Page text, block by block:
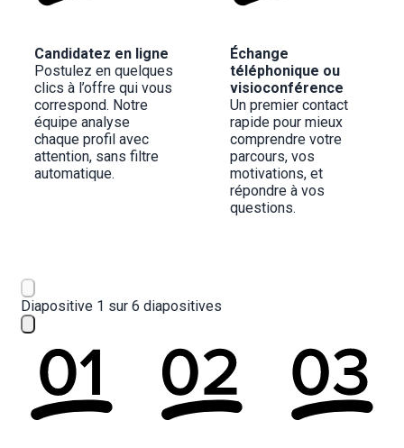
Candidatez en ligne
Postulez en quelques
clics à l’offre qui vous
correspond. Notre
équipe analyse
chaque profil avec
attention, sans filtre
automatique.
Échange
téléphonique ou
visioconférence
Un premier contact
rapide pour mieux
comprendre votre
parcours, vos
motivations, et
répondre à vos
questions.
Diapositive 1 sur 6 diapositives